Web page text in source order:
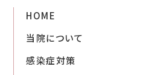
HOME
当院について
感染症対策